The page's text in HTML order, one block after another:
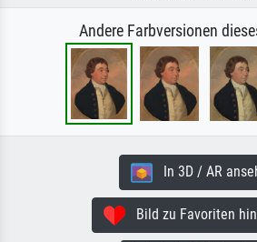
Andere Farbversionen
In 3D / AR
Bild zu Favoriten